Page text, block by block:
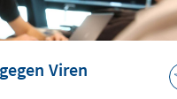
Viren